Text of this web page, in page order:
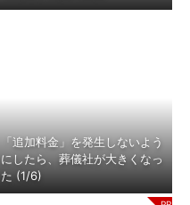
「追加料金」を発生しないよう
にしたら、葬儀社が大きくなっ
た (1/6)